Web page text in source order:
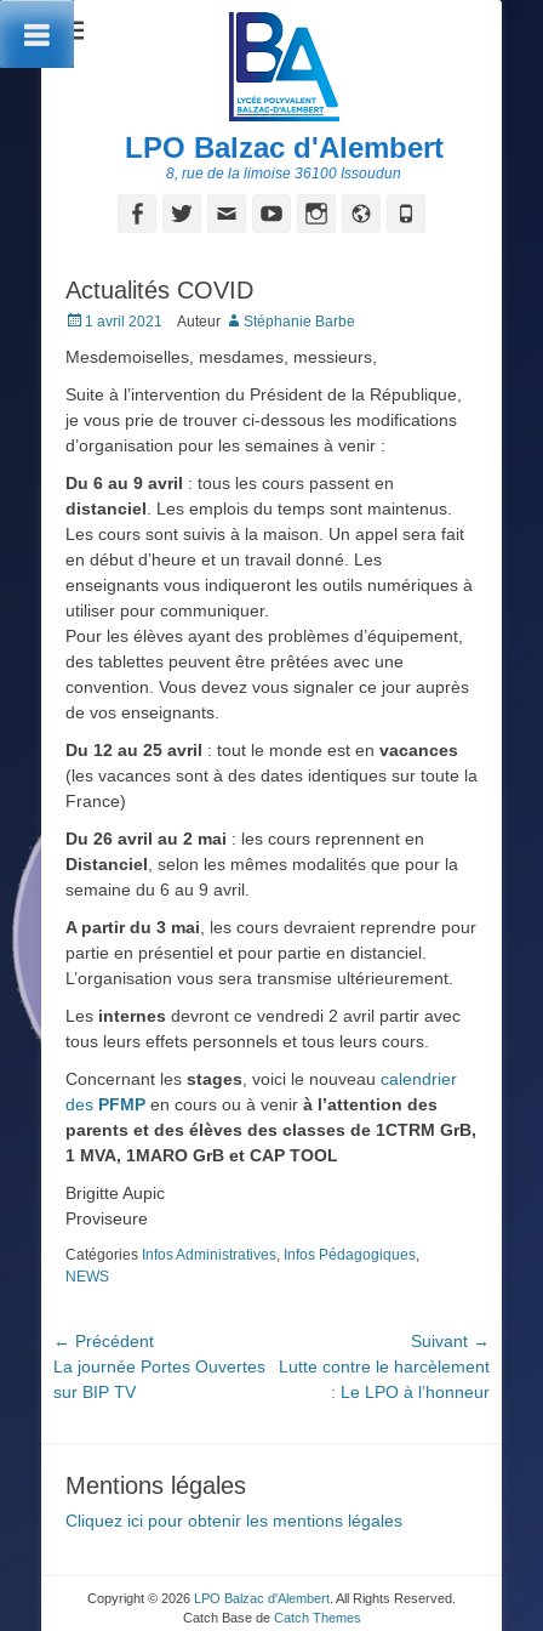
LPO Balzac d'Alembert
8, rue de la limoise 36100 Issoudun
FacebookTwitterAdresseYouTubeInstagram
Site
Actualités COVID
Posted
1 avril 2021 Auteur Stéphanie Barbe
Mesdemoiselles, mesdames, messieurs,
Suite à l’intervention du Président de la République,
je vous prie de trouver ci-dessous les modifications
d’organisation pour les semaines à venir :
Du 6 au 9 avril : tous les cours passent en
distanciel . Les emplois du temps sont maintenus.
Les cours sont suivis à la maison. Un appel sera fait
en début d’heure et un travail donné. Les
enseignants vous indiqueront les outils numériques à
utiliser pour communiquer.
Pour les élèves ayant des problèmes d’équipement,
des tablettes peuvent être prêtées avec une
convention. Vous devez vous signaler ce jour auprès
de vos enseignants.
Du 12 au 25 avril : tout le monde est en vacances
(les vacances sont à des dates identiques sur toute la
France)
Du 26 avril au 2 mai : les cours reprennent en
Distanciel , selon les mêmes modalités que pour la
semaine du 6 au 9 avril.
A partir du 3 mai , les cours devraient reprendre pour
partie en présentiel et pour partie en distanciel.
L’organisation vous sera transmise ultérieurement.
Les internes devront ce vendredi 2 avril partir avec
tous leurs effets personnels et tous leurs cours.
Concernant les stages , voici le nouveau calendrier
des PFMP en cours ou à venir à l’attention des
parents et des élèves des classes de 1CTRM GrB,
1 MVA, 1MARO GrB et CAP TOOL
Brigitte Aupic
Proviseure
Catégories Infos Administratives, Infos Pédagogiques,
NEWS
Navigation
de
l’article
← Précédent
Article
précédent :
La journée Portes Ouvertes
sur BIP TV
Suivant →
Article
suivant :
Lutte contre le harcèlement
: Le LPO à l’honneur
Mentions légales
Cliquez ici pour obtenir les mentions légales
Copyright © 2026 LPO Balzac d'Alembert . All Rights Reserved.
Catch Base de Catch Themes